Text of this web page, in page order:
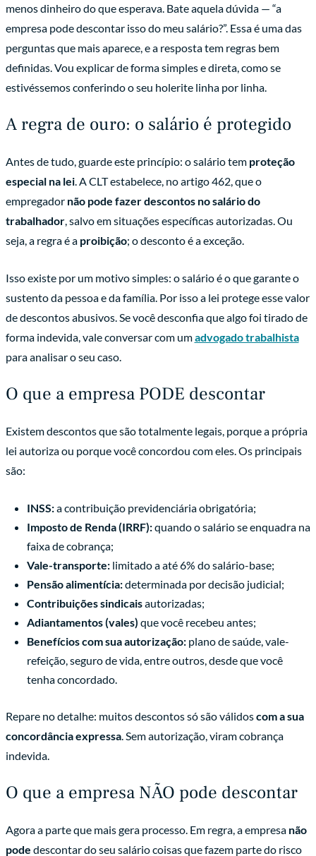
menos dinheiro do que esperava. Bate aquela dúvida — “a
empresa pode descontar isso do meu salário?”. Essa é uma das
perguntas que mais aparece, e a resposta tem regras bem
definidas. Vou explicar de forma simples e direta, como se
estivéssemos conferindo o seu holerite linha por linha.
A regra de ouro: o salário é protegido
Antes de tudo, guarde este princípio: o salário tem proteção
especial na lei. A CLT estabelece, no artigo 462, que o
empregador não pode fazer descontos no salário do
trabalhador, salvo em situações específicas autorizadas. Ou
seja, a regra é a proibição; o desconto é a exceção.
Isso existe por um motivo simples: o salário é o que garante o
sustento da pessoa e da família. Por isso a lei protege esse valor
de descontos abusivos. Se você desconfia que algo foi tirado de
forma indevida, vale conversar com umadvogado trabalhista
para analisar o seu caso.
O que a empresa PODE descontar
Existem descontos que são totalmente legais, porque a própria
lei autoriza ou porque você concordou com eles. Os principais
são:
INSS:a contribuição previdenciária obrigatória;
Imposto de Renda (IRRF):quando o salário se enquadra na
faixa de cobrança;
Vale-transporte:limitado a até 6% do salário-base;
Pensão alimentícia:determinada por decisão judicial;
Contribuições sindicaisautorizadas;
Adiantamentos (vales) que você recebeu antes;
Benefícios com sua autorização:plano de saúde, vale-
refeição, seguro de vida, entre outros, desde que você
tenha concordado.
Repare no detalhe: muitos descontos só são válidoscom a sua
concordância expressa. Sem autorização, viram cobrança
indevida.
O que a empresa NÃO pode descontar
Agora a parte que mais gera processo. Em regra, a empresa não
pode descontar do seu salário coisas que fazem parte do risco